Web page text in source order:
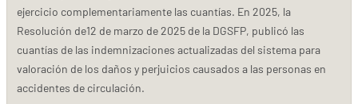
ejercicio complementariamente las cuantías. En 2025, la
Resolución de12 de marzo de 2025 de la DGSFP, publicó las
cuantías de las indemnizaciones actualizadas del sistema para
valoración de los daños y perjuicios causados a las personas en
accidentes de circulación.